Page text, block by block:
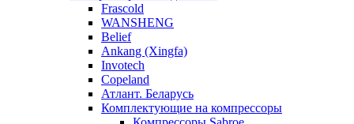
Frascold
WANSHENG
Belief
Ankang (Xingfa)
Invotech
Copeland
Атлант. Беларусь
Комплектующие на компрессоры